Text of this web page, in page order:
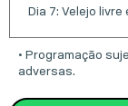
Dia 7: Velejo
• Programação
adversas.